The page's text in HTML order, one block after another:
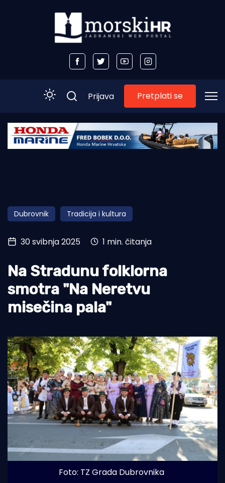
Početna
Obala
Otoci
Turizam i nautika
Pomorstvo
Ribolov
Ekologija
Prijava Pretplati se
Dubrovnik Tradicija i kultura
30 svibnja 2025 1 min. čitanja
Na Stradunu folklorna
smotra "Na Neretvu
misečina pala"
Foto: TZ Grada Dubrovnika